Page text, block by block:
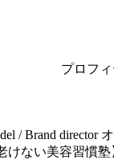
プロフ
/ Brand director
けない美容習慣塾